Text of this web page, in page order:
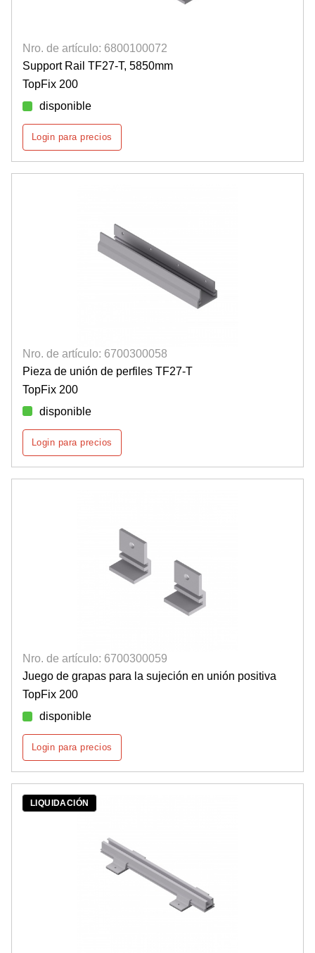
Nro. de artículo: 6800100072
Support Rail TF27-T, 5850mm
TopFix 200
disponible
Login para precios
Nro. de artículo: 6700300058
Pieza de unión de perfiles TF27-T
TopFix 200
disponible
Login para precios
Nro. de artículo: 6700300059
Juego de grapas para la sujeción en unión positiva
TopFix 200
disponible
Login para precios
LIQUIDACIÓN